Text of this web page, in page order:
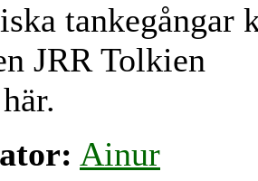
tankegångar
JRR Tolkien
Ainur